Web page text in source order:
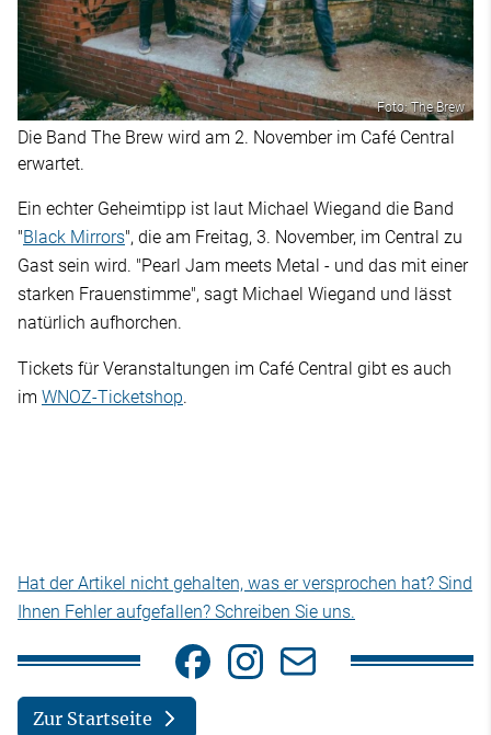
Foto: The Brew
Die Band The Brew wird am 2. November im Café Central
erwartet.
Ein echter Geheimtipp ist laut Michael Wiegand die Band
"Black Mirrors", die am Freitag, 3. November, im Central zu
Gast sein wird. "Pearl Jam meets Metal - und das mit einer
starken Frauenstimme", sagt Michael Wiegand und lässt
natürlich aufhorchen.
Tickets für Veranstaltungen im Café Central gibt es auch
im WNOZ-Ticketshop.
Hat der Artikel nicht gehalten, was er versprochen hat? Sind
Ihnen Fehler aufgefallen? Schreiben Sie uns.
Zur Startseite